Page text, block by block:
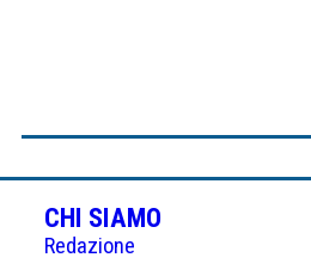
CHI SIAMO
Redazione